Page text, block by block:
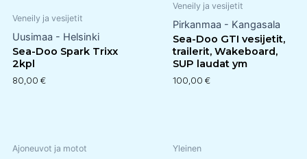
Veneily ja vesijetit
Uusimaa - Helsinki
Sea-Doo Spark Trixx
2kpl
80,00 €
Veneily ja vesijetit
Pirkanmaa - Kangasala
Sea-Doo GTI vesijetit,
trailerit, Wakeboard,
SUP laudat ym
100,00 €
Ajoneuvot ja motot Yleinen